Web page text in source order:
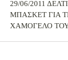
29/06/2011
ΜΠΑΣΚΕΤ ΓΙΑ
ΧΑΜΟΓΕΛΟ ΤΟΥ